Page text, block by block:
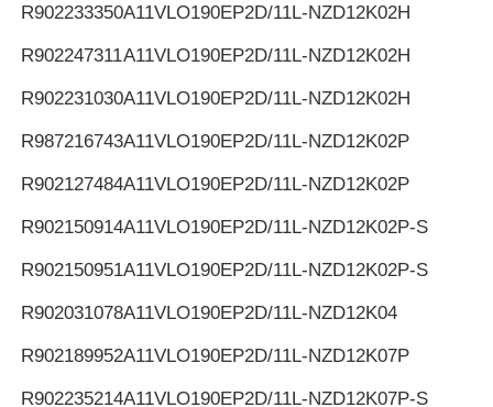
R902233350A11VLO190EP2D/11L-NZD12K02H
R902247311A11VLO190EP2D/11L-NZD12K02H
R902231030A11VLO190EP2D/11L-NZD12K02H
R987216743A11VLO190EP2D/11L-NZD12K02P
R902127484A11VLO190EP2D/11L-NZD12K02P
R902150914A11VLO190EP2D/11L-NZD12K02P-S
R902150951A11VLO190EP2D/11L-NZD12K02P-S
R902031078A11VLO190EP2D/11L-NZD12K04
R902189952A11VLO190EP2D/11L-NZD12K07P
R902235214A11VLO190EP2D/11L-NZD12K07P-S